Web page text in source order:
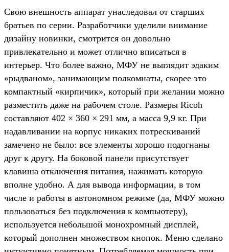
Свою внешность аппарат унаследовал от старших
братьев по серии. Разработчики уделили внимание
дизайну новинки, смотрится он довольно
привлекательно и может отлично вписаться в
интерьер. Что более важно, МФУ не выглядит эдаким
«рыдваном», занимающим полкомнаты, скорее это
компактный «кирпичик», который при желании можно
разместить даже на рабочем столе. Размеры Ricoh
составляют 402 × 360 × 291 мм, а масса 9,9 кг. При
надавливании на корпус никаких потрескиваний
замечено не было: все элементы хорошо подогнаны
друг к другу. На боковой панели присутствует
клавиша отключения питания, нажимать которую
вполне удобно. А для вывода информации, в том
числе и работы в автономном режиме (да, МФУ можно
пользоваться без подключения к компьютеру),
используется небольшой монохромный дисплей,
который дополнен множеством кнопок. Меню сделано